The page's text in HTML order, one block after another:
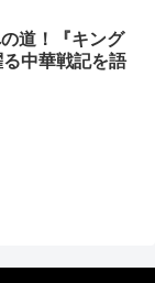
道！『キング
中華戦記を語